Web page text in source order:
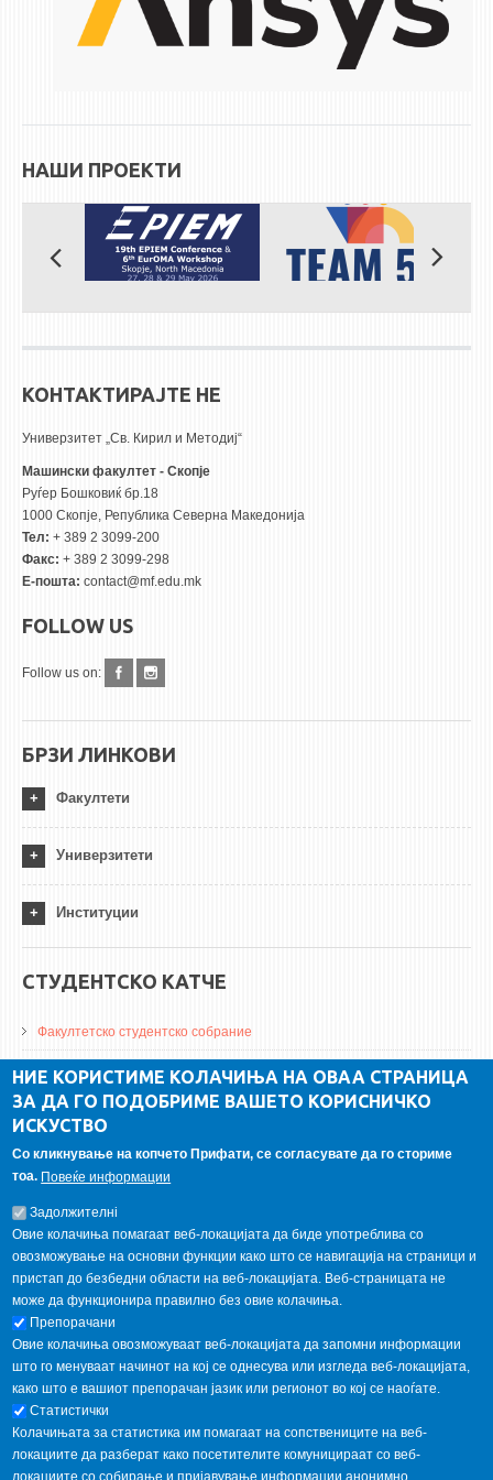
НАШИ ПРОЕКТИ
КОНТАКТИРАЈТЕ НЕ
Универзитет „Св. Кирил и Методиј“
Машински факултет - Скопје
Руѓер Бошковиќ бр.18
1000 Скопје, Република Северна Македонија
Тел: + 389 2 3099-200
Факс: + 389 2 3099-298
Е-пошта: contact@mf.edu.mk
FOLLOW US
Follow us on:
БРЗИ ЛИНКОВИ
Факултети
Универзитети
Институции
СТУДЕНТСКО КАТЧЕ
Факултетско студентско собрание
ДА Винчи магазин
Алумни асоцијација
ГАЛЕРИЈА
НИЕ КОРИСТИМЕ КОЛАЧИЊА НА ОВАА СТРАНИЦА
ЗА ДА ГО ПОДОБРИМЕ ВАШЕТО КОРИСНИЧКО
ИСКУСТВО
Со кликнување на копчето Прифати, се согласувате да го сториме
тоа. Повеќе информации
Задолжителнi
Овие колачиња помагаат веб-локацијата да биде употреблива со
овозможување на основни функции како што се навигација на страници и
пристап до безбедни области на веб-локацијата. Веб-страницата не
може да функционира правилно без овие колачиња.
Препорачани
Овие колачиња овозможуваат веб-локацијата да запомни информации
што го менуваат начинот на кој се однесува или изгледа веб-локацијата,
како што е вашиот препорачан јазик или регионот во кој се наоѓате.
Статистички
Колачињата за статистика им помагаат на сопствениците на веб-
локациите да разберат како посетителите комуницираат со веб-
локациите со собирање и пријавување информации анонимно.